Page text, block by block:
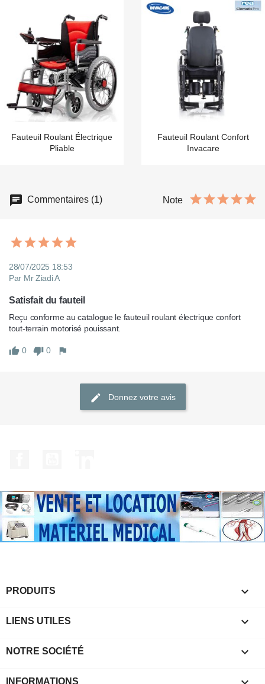
Fauteuil Roulant Électrique
Pliable
Fauteuil Roulant Confort
Invacare
Commentaires (1) Note
28/07/2025 18:53
Par Mr Ziadi A
Satisfait du fauteil
Reçu conforme au catalogue le fauteuil roulant électrique confort
tout-terrain motorisé pouissant.
0 0
Donnez votre avis
PRODUITS 
LIENS UTILES 
NOTRE SOCIÉTÉ 
INFORMATIONS